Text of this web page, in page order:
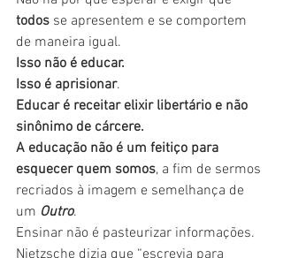
todos se apresentem e se comportem
de maneira igual.
Isso não é educar.
Isso é aprisionar.
Educar é receitar elixir libertário e não
sinônimo de cárcere.
A educação não é um feitiço para
esquecer quem somos, a fim de sermos
recriados à imagem e semelhança de
um Outro.
Ensinar não é pasteurizar informações.
Nietzsche dizia que “escrevia para